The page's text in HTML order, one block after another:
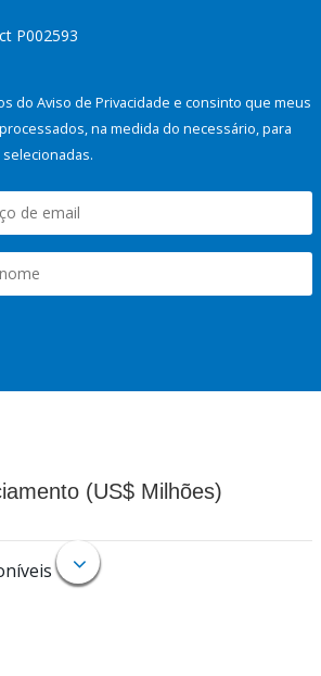
P002593
do Aviso de Privacidade e consinto que meus
na medida do necessário, para
(US$ Milhões)